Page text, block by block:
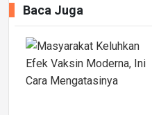
Baca Juga